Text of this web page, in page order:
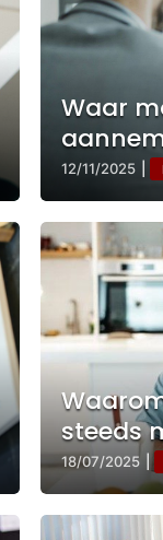
Waar
12/11/2025
steeds
18/07/2025